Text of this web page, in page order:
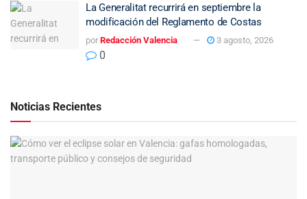
La Generalitat recurrirá en septiembre la
modificación del Reglamento de Costas
por Redacción Valencia 3 agosto, 2026
0
Noticias Recientes